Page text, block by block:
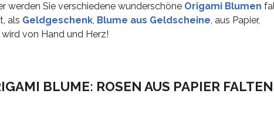
werden Sie verschiedene wunderschöne Origami Blumen
als Geldgeschenk, Blume aus Geldscheine, aus Papier,
von Hand und Herz!
BLUME: ROSEN AUS PAPIER FALTEN